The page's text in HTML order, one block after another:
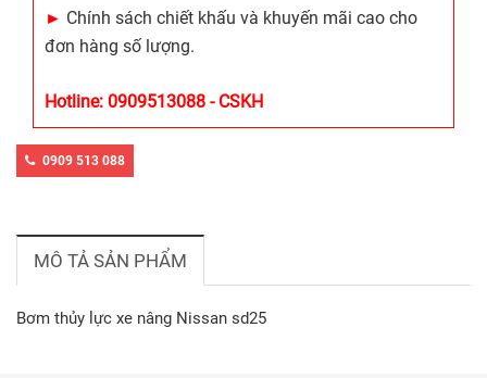
► Chính sách chiết khấu và khuyến mãi cao cho
đơn hàng số lượng.
Hotline: 0909513088 - CSKH
0909 513 088
MÔ TẢ SẢN PHẨM
Bơm thủy lực xe nâng Nissan sd25